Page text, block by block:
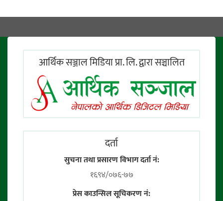
आर्थिक सञ्जाल मिडिया प्रा. लि. द्वारा सञ्चालित
दर्ता
सुचना तथा प्रसारण विभाग दर्ता नं:
१६९४/०७६-७७
प्रेस काउन्सिल सूचिकरण नं: